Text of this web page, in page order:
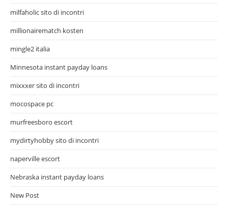
milfaholic sito di incontri
millionairematch kosten
mingle2 italia
Minnesota instant payday loans
mixxxer sito di incontri
mocospace pc
murfreesboro escort
mydirtyhobby sito di incontri
naperville escort
Nebraska instant payday loans
New Post